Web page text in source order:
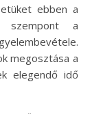
ebben a
szempont a
megosztása a
elegendő idő